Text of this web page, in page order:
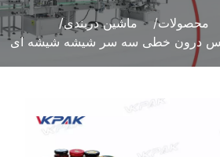
محصولات
ماشین دربندی
سس درون خطی سه سر شیشه شیشه ای